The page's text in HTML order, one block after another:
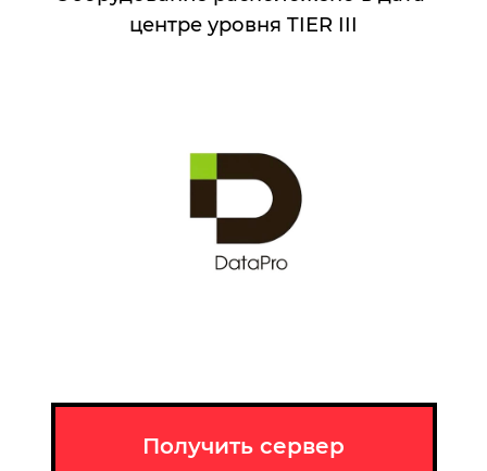
центре уровня TIER III
Получить сервер